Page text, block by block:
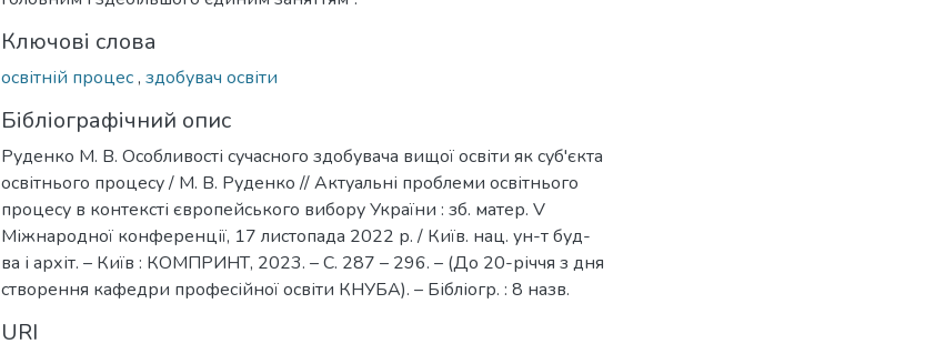
Ключові слова
освітній процес, здобувач освіти
Бібліографічний опис
Руденко М. В. Особливості сучасного здобувача вищої освіти як суб'єкта
освітнього процесу / М. В. Руденко // Актуальні проблеми освітнього
процесу в контексті європейського вибору України : зб. матер. V
Міжнародної конференції, 17 листопада 2022 р. / Київ. нац. ун-т буд-
ва і архіт. – Київ : КОМПРИНТ, 2023. – С. 287 – 296. – (До 20-річчя з дня
створення кафедри професійної освіти КНУБА). – Бібліогр. : 8 назв.
URI